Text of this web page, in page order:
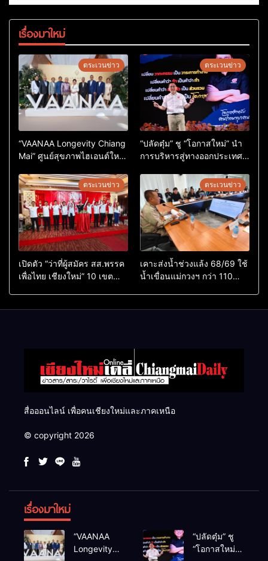
เรื่องมาใหม่
ตระเวนข่าว
“VAANAA Longevity Chiang
Mai” ศูนย์สุขภาพไฮเอนต์ใหญ่
ตระเวนข่าว
“ปลัดตุ๋ม” ชู “โอกาสใหม่” นำ
การบริหารสู่ทางออกประเทศ
ตระเวนข่าว
เปิดตัว “ว่าที่ผู้สมัคร สส.พรรค
เพื่อไทย เชียงใหม่” 10 เขต
ตระเวนข่าว
เคาะส่งน้ำช่วงแล้ง 68/69 ใช้
น้ำเขื่อนแม่กวงฯ กว่า 110
สื่อออนไลน์ เพื่อคนเชียงใหม่และภาคเหนือ
© copyright 2026
เรื่องมาใหม่
“VAANAA
Longevity
“ปลัดตุ๋ม” ชู
“โอกาสใหม่”